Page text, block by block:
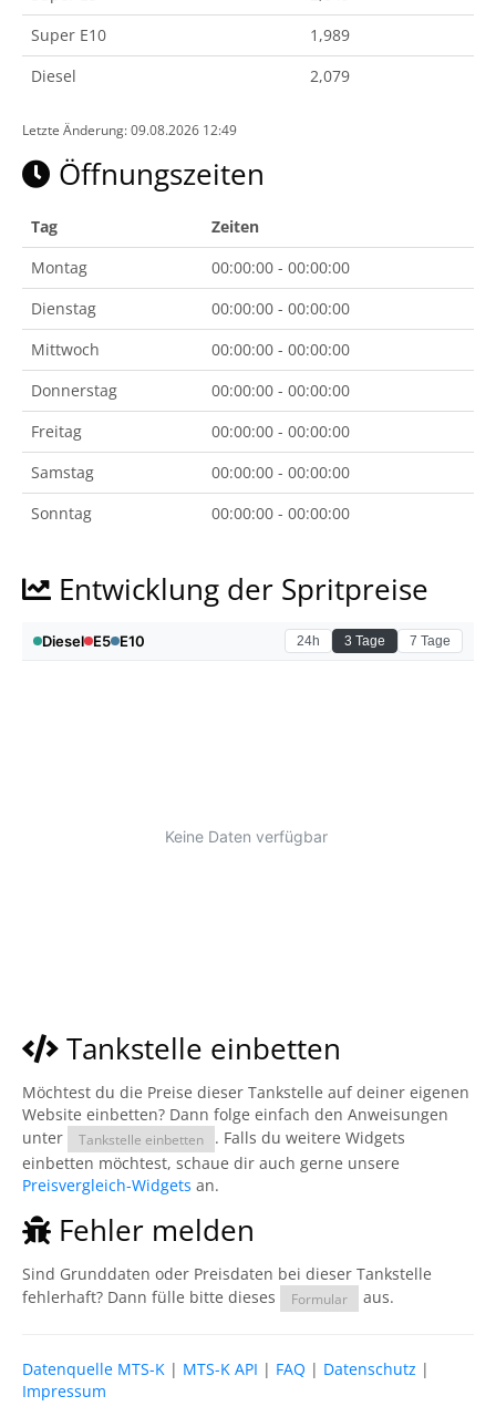
Super E10
1,989
Diesel
2,079
Letzte Änderung: 09.08.2026 12:49
Öffnungszeiten
Tag
Zeiten
Montag
00:00:00 - 00:00:00
Dienstag
00:00:00 - 00:00:00
Mittwoch
00:00:00 - 00:00:00
Donnerstag
00:00:00 - 00:00:00
Freitag
00:00:00 - 00:00:00
Samstag
00:00:00 - 00:00:00
Sonntag
00:00:00 - 00:00:00
Entwicklung der Spritpreise
Tankstelle einbetten
Möchtest du die Preise dieser Tankstelle auf deiner eigenen
Website einbetten? Dann folge einfach den Anweisungen
unter
Tankstelle einbetten
. Falls du weitere Widgets
einbetten möchtest, schaue dir auch gerne unsere
Preisvergleich-Widgets an.
Fehler melden
Sind Grunddaten oder Preisdaten bei dieser Tankstelle
fehlerhaft? Dann fülle bitte dieses
Formular aus.
Datenquelle MTS-K | MTS-K API | FAQ | Datenschutz |
Impressum